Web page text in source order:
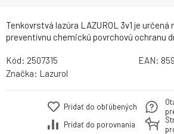
Tenkovrstvá lazúra LAZUROL 3v1 je určená
preventívnu chemickú povrchovú ochranu
Kód: 2507315 EAN:
Značka: Lazurol
Pridať do obľúbených
Pridať do porovnania